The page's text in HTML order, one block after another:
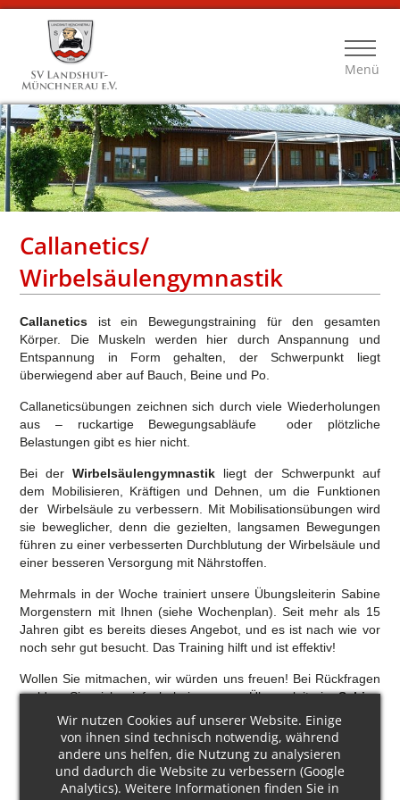
Menü
Callanetics/
Wirbelsäulengymnastik
Callanetics ist ein Bewegungstraining für den gesamten
Körper. Die Muskeln werden hier durch Anspannung und
Entspannung in Form gehalten, der Schwerpunkt liegt
überwiegend aber auf Bauch, Beine und Po.
Callaneticsübungen zeichnen sich durch viele Wiederholungen
aus – ruckartige Bewegungsabläufe oder plötzliche
Belastungen gibt es hier nicht.
Bei derWirbelsäulengymnastik liegt der Schwerpunkt auf
dem Mobilisieren, Kräftigen und Dehnen, um die Funktionen
der Wirbelsäule zu verbessern. Mit Mobilisationsübungen wird
sie beweglicher,denn die gezielten, langsamen Bewegungen
führen zu einer verbesserten Durchblutung der Wirbelsäule und
einer besseren Versorgung mit Nährstoffen.
Mehrmals in der Woche trainiert unsere Übungsleiterin Sabine
Morgenstern mit Ihnen (siehe Wochenplan).Seit mehr als 15
Jahren gibt es bereits dieses Angebot, und es ist nach wie vor
nochsehr gut besucht. Das Training hilft und ist effektiv!
Wollen Sie mitmachen, wir würden uns freuen! Bei Rückfragen
melden Sie sich einfach bei unsererÜbungsleiterinSabine
Morgenstern
unter der Telefonnummer 0871/63323
kommen Sieeinfach ins Training. Sie brauchen
Sportbekleidung, rutschfeste Socken sowie ein Handtuch.
Wir nutzen Cookies auf unserer Website. Einige
von ihnen sind technisch notwendig, während
andere uns helfen, die Nutzung zu analysieren
und dadurch die Website zu verbessern (Google
Analytics). Weitere Informationen finden Sie in